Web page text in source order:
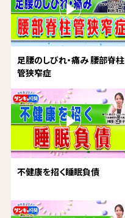
足腰のしびれ・痛み 腰部脊柱
管狭窄症
不健康を招く睡眠負債